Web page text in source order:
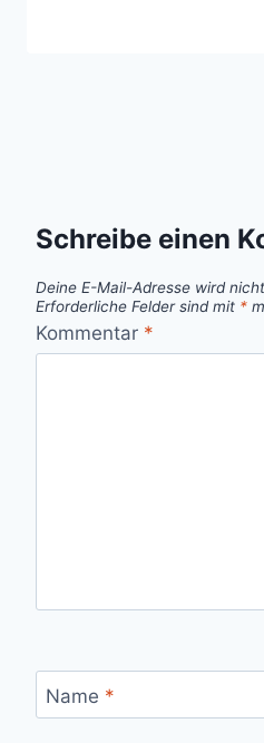
Schreibe einen
Deine E-Mail-Adresse wird
Erforderliche Felder sind mit *
Kommentar *
Name *